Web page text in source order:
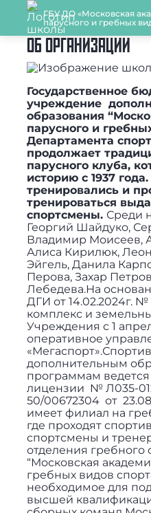
ГБУ ДО «Московская
парусного и гребных
ОБ ОРГАНИЗАЦИИ
Государственное
учреждение
образования
парусного и
Департамента
продолжает
парусного клуба,
историю с 1937 года.
тренировались и
тренироваться
спортсмены. Среди
Георгий Шайдуко,
Владимир Моисеев,
Алиса Кирилюк,
Эйгель, Данила
Перова, Захар
Лебедева.На
ДГИ от 14.02.2024г.
комплекс и
Учреждения с 1
оперативное
дополнительным
программам
лицензии № Л035-
50/00672304 от
имеет филиал на
где проходят
спортсмены и
отделения
“Московская
гребных видов
необходимое для
высшей